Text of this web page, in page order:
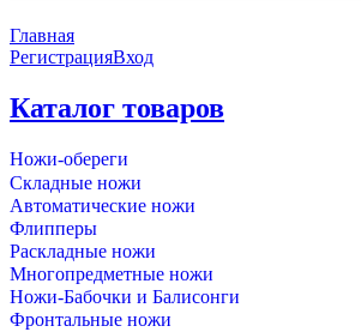
Главная
РегистрацияВход
Каталог товаров
Ножи-обереги
Складные ножи
Автоматические ножи
Флипперы
Раскладные ножи
Многопредметные ножи
Ножи-Бабочки и Балисонги
Фронтальные ножи